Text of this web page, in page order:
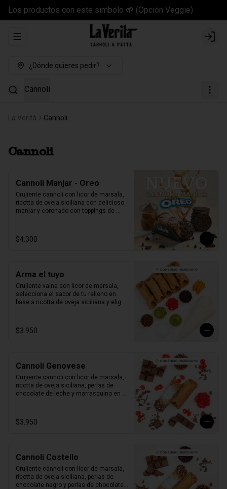
Los productos con este simbolo 🌱 (Opción Veggie)
Abrir menu de navegación Login
¿Dónde quieres pedir?
Cannoli
La Veritá Cannoli
Cannoli
Cannoli Manjar - Oreo
Crujiente cannoli con licor de marsala,
ricotta de oveja siciliana con delicioso
manjar y coronado con toppings de
$4.300
Arma el tuyo
Crujiente vaina con licor de marsala,
selecciona el sabor de tu relleno en
base a ricotta de oveja siciliana y elige
1 unidad tamaño L
$3.950
Cannoli Genovese
Crujiente cannoli con licor de marsala,
ricotta de oveja siciliana, perlas de
chocolate de leche y marrasquino en
$3.950
Cannoli Costello
Crujiente cannoli con licor de marsala,
ricotta de oveja siciliana, perlas de
chocolate negro y perlas de chocolate